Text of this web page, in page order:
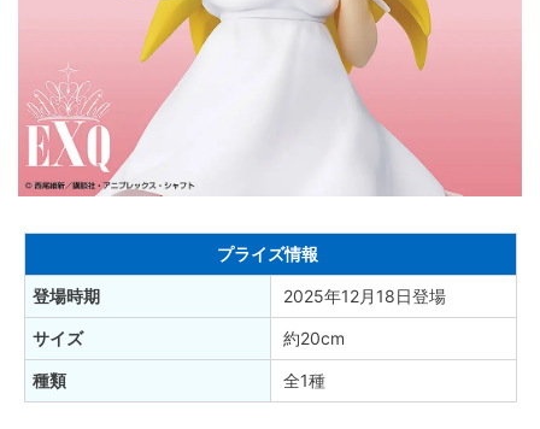
プライズ情報
登場時期 2025年12月18日登場
サイズ 約20cm
種類 全1種